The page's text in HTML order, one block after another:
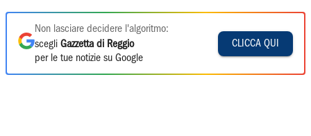
Non lasciare decidere l'algoritmo:
scegli Gazzetta di Reggio
per le tue notizie su Google
CLICCA QUI